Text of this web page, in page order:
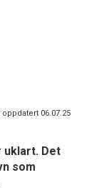
oppdatert 06.07.25
uklart. Det
som